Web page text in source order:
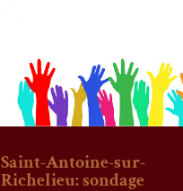
Saint-Antoine-sur-
Richelieu: sondage